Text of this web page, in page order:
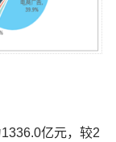
亿元，较2